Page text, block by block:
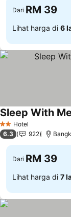
Dari RM 39
Lihat harga di 6
2 Bintang
Hotel
Sleep With
6.3 922
Dari RM 39
Lihat harga di 7